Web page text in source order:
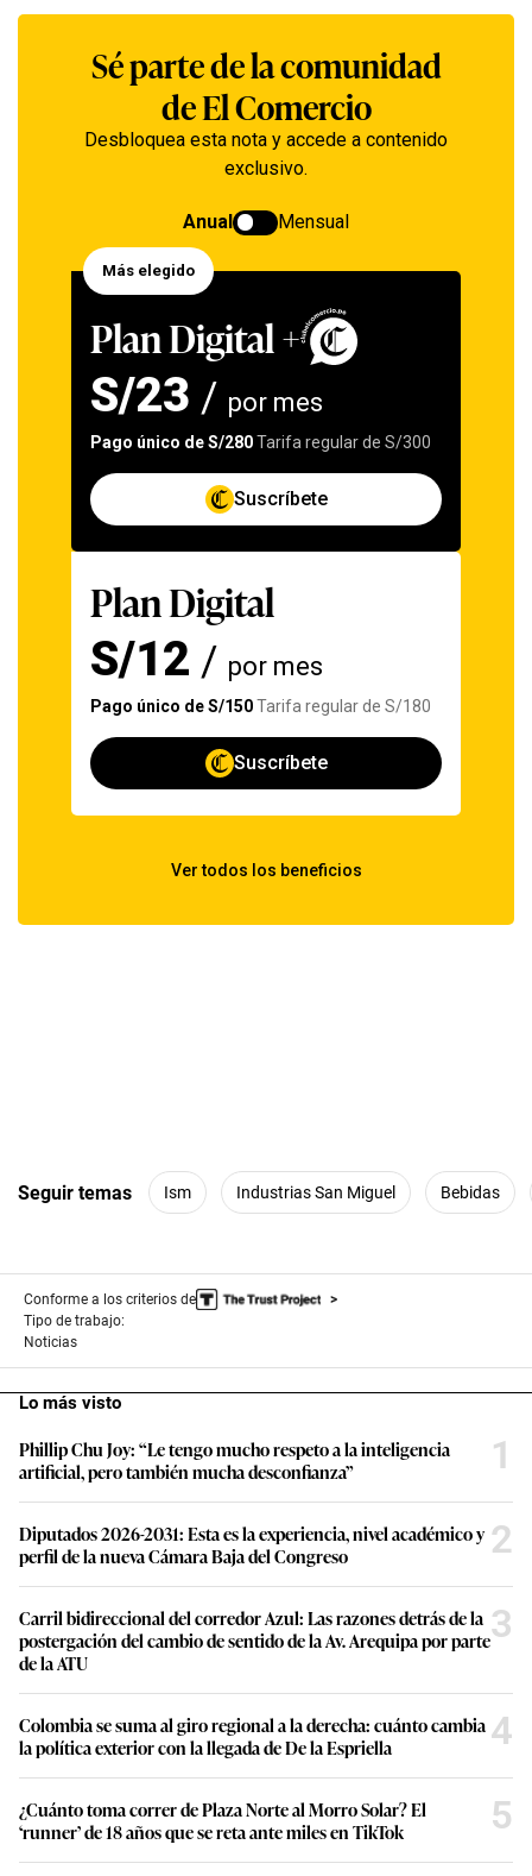
Seguir temas Ism Industrias San Miguel Bebidas
Conforme a los criterios de
Tipo de trabajo:
Noticias
Lo más visto
Phillip Chu Joy: “Le tengo mucho respeto a la inteligencia
artificial, pero también mucha desconfianza”
1
Diputados 2026-2031: Esta es la experiencia, nivel académico y
perfil de la nueva Cámara Baja del Congreso
2
Carril bidireccional del corredor Azul: Las razones detrás de la
postergación del cambio de sentido de la Av. Arequipa por parte
de la ATU
3
Colombia se suma al giro regional a la derecha: cuánto cambia
la política exterior con la llegada de De la Espriella
4
¿Cuánto toma correr de Plaza Norte al Morro Solar? El
‘runner’ de 18 años que se reta ante miles en TikTok
5